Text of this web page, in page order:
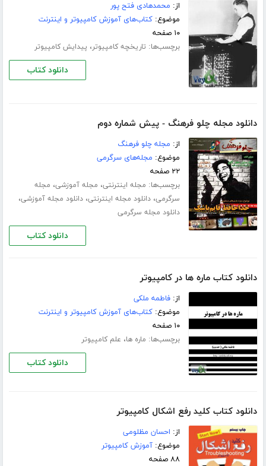
از: محمدهادی فتح پور
موضوع:کتاب‌های آموزش کامپیوتر و اینترنت
۱۰ صفحه
برچسب‌ها: تاریخچه کامپیوتر، پیدایش کامپیوتر
دانلود کتاب
دانلود مجله چلو فرهنگ - پیش شماره دوم
از: مجله چلو فرهنگ
موضوع: مجله‌های سرگرمی
۲۲ صفحه
برچسب‌ها: مجله اینترنتی، مجله آموزشی، مجله
سرگرمی،دانلود مجله اینترنتی،دانلود مجله آموزشی،
دانلود مجله سرگرمی
دانلود کتاب
دانلود کتاب ماره ها در کامپیوتر
از:فاطمه ملکی
موضوع:کتاب‌های آموزش کامپیوتر و اینترنت
۱۰ صفحه
برچسب‌ها: ماره ها، علم کامپیوتر
دانلود کتاب
دانلود کتاب کلید رفع اشکال کامپیوتر
از: احسان مظلومی
موضوع:آموزش کامپیوتر
۸۸ صفحه